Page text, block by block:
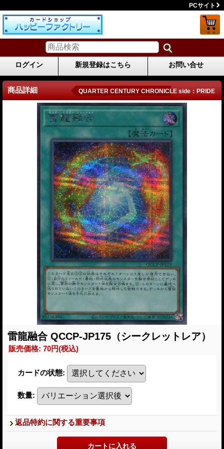
PCサイト
ログイン 新規登録はこちら お問い合せ
商品詳細 QUARTER CENTURY CHRONICLE side：PRIDE
雷龍融合 QCCP-JP175（シークレットレア）
販売価格: 70円(税込)
カードの状態:
数量:
返品特約に関する重要事項